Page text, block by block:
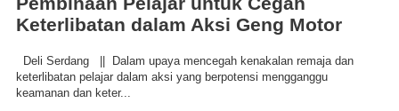
Keterlibatan dalam Aksi Geng Motor
Deli Serdang || Dalam upaya mencegah kenakalan remaja dan
keterlibatan pelajar dalam aksi yang berpotensi mengganggu
keamanan dan keter...